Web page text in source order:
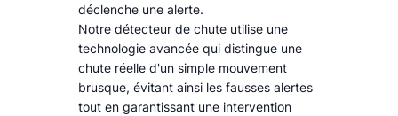
déclenche une alerte.​
Notre détecteur de chute utilise une
technologie avancée qui distingue une
chute réelle d'un simple mouvement
brusque, évitant ainsi les fausses alertes
tout en garantissant une intervention